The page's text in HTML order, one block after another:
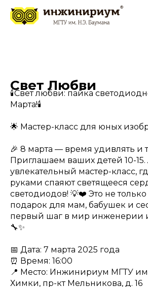
Свет Любви
🕯Свет любви: пайка
Марта!🕯
🌟 Мастер-класс для юных
🎉 8 марта — время удивлять и
Приглашаем ваших детей 10-15.
увлекательный мастер-класс,
руками спаяют светящееся
светодиодов! 💡❤️ Это не только
подарок для мам, бабушек и
первый шаг в мир инженерии
🔧✨
📅 Дата: 7 марта 2025 года
⏰ Время: 16:00
📍 Место: Инжинириум МГТУ им.
Химки, пр-кт Мельникова, д. 16